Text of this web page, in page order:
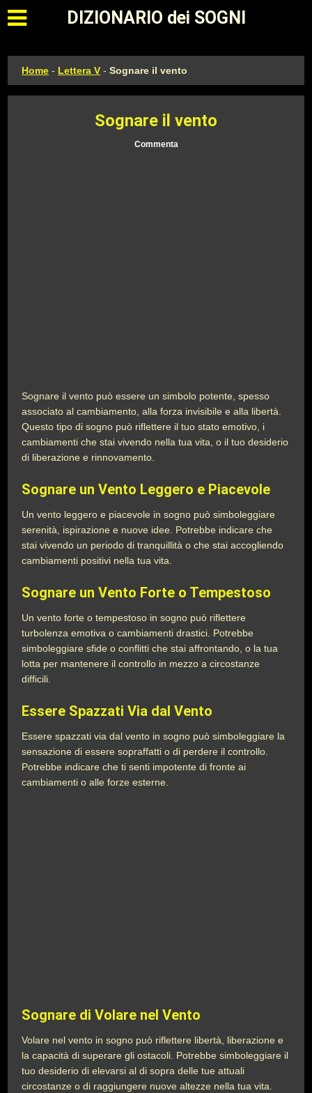
Apri il menu principale
DIZIONARIO dei SOGNI
Home - Lettera V -Sognare il vento
Sognare il vento
Commenta
Sognare il vento può essere un simbolo potente, spesso
associato al cambiamento, alla forza invisibile e alla libertà.
Questo tipo di sogno può riflettere il tuo stato emotivo, i
cambiamenti che stai vivendo nella tua vita, o il tuo desiderio
di liberazione e rinnovamento.
Sognare un Vento Leggero e Piacevole
Un vento leggero e piacevole in sogno può simboleggiare
serenità, ispirazione e nuove idee. Potrebbe indicare che
stai vivendo un periodo di tranquillità o che stai accogliendo
cambiamenti positivi nella tua vita.
Sognare un Vento Forte o Tempestoso
Un vento forte o tempestoso in sogno può riflettere
turbolenza emotiva o cambiamenti drastici. Potrebbe
simboleggiare sfide o conflitti che stai affrontando, o la tua
lotta per mantenere il controllo in mezzo a circostanze
difficili.
Essere Spazzati Via dal Vento
Essere spazzati via dal vento in sogno può simboleggiare la
sensazione di essere sopraffatti o di perdere il controllo.
Potrebbe indicare che ti senti impotente di fronte ai
cambiamenti o alle forze esterne.
Sognare di Volare nel Vento
Volare nel vento in sogno può riflettere libertà, liberazione e
la capacità di superare gli ostacoli. Potrebbe simboleggiare il
tuo desiderio di elevarsi al di sopra delle tue attuali
circostanze o di raggiungere nuove altezze nella tua vita.